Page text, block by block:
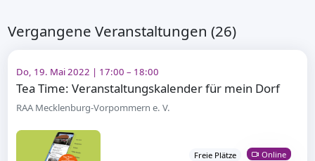
Vergangene Veranstaltungen (26)
Do, 19. Mai 2022 | 17:00 – 18:00
Tea Time: Veranstaltungskalender für mein Dorf
RAA Mecklenburg-Vorpommern e. V.
Freie Plätze Online